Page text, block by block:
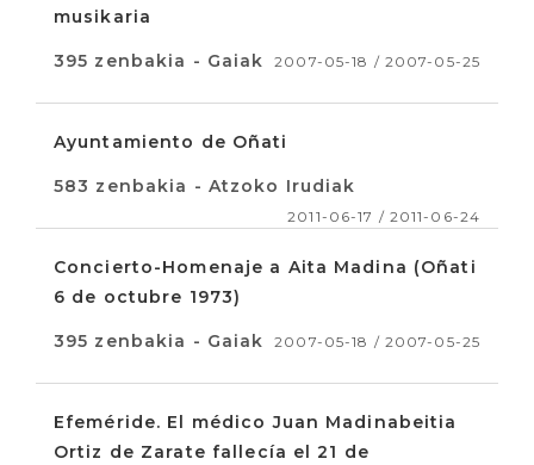
musikaria
395 zenbakia - Gaiak 2007-05-18 / 2007-05-25
Ayuntamiento de Oñati
583 zenbakia - Atzoko Irudiak
2011-06-17 / 2011-06-24
Concierto-Homenaje a Aita Madina (Oñati
6 de octubre 1973)
395 zenbakia - Gaiak 2007-05-18 / 2007-05-25
Efeméride. El médico Juan Madinabeitia
Ortiz de Zarate fallecía el 21 de